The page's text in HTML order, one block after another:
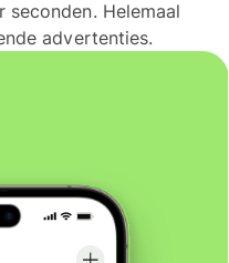
seconden. Helemaal
advertenties.